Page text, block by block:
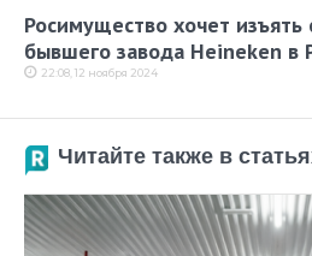
Росимущество хочет изъять
бывшего завода Heineken в
22:08, 12 ноября 2024
Читайте также в